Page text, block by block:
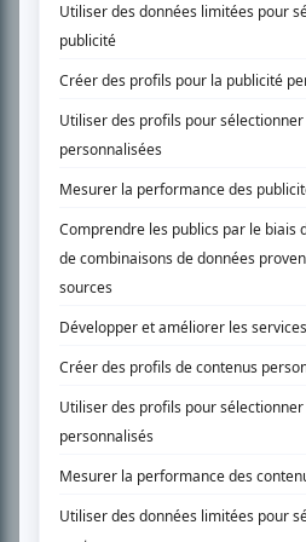
SUR LE RÉSEAU BIZZ MÉDIA
PLAN DU SITE
Accueil
Liste des oeuvres
Recherche avancée
À propos
Nous contacter
Termes et conditions
Politique de confidentialité
Gestion du consentement